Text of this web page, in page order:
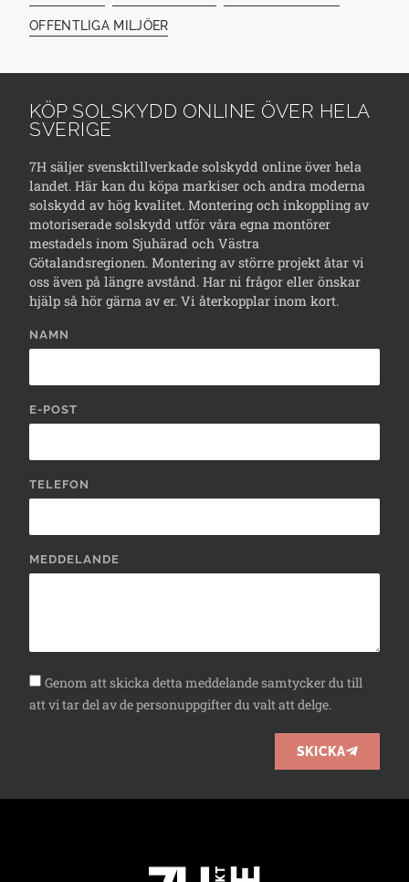
OFFENTLIGA MILJÖER
KÖP SOLSKYDD ONLINE ÖVER HELA
SVERIGE
7H säljer svensktillverkade solskydd online över hela
landet. Här kan du köpa markiser och andra moderna
solskydd av hög kvalitet. Montering och inkoppling av
motoriserade solskydd utför våra egna montörer
mestadels inom Sjuhärad och Västra
Götalandsregionen. Montering av större projekt åtar vi
oss även på längre avstånd. Har ni frågor eller önskar
hjälp så hör gärna av er. Vi återkopplar inom kort.
NAMN
E-POST
TELEFON
MEDDELANDE
Genom att skicka detta meddelande samtycker du till
att vi tar del av de personuppgifter du valt att delge.
SKICKA